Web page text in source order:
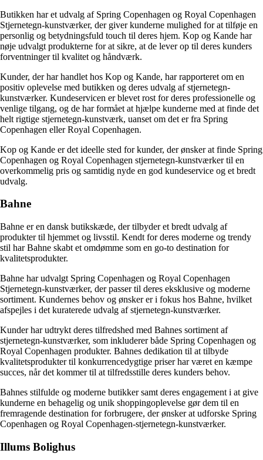
Butikken har et udvalg af Spring Copenhagen og Royal Copenhagen
Stjernetegn-kunstværker, der giver kunderne mulighed for at tilføje en
personlig og betydningsfuld touch til deres hjem. Kop og Kande har
nøje udvalgt produkterne for at sikre, at de lever op til deres kunders
forventninger til kvalitet og håndværk.
Kunder, der har handlet hos Kop og Kande, har rapporteret om en
positiv oplevelse med butikken og deres udvalg af stjernetegn-
kunstværker. Kundeservicen er blevet rost for deres professionelle og
venlige tilgang, og de har formået at hjælpe kunderne med at finde det
helt rigtige stjernetegn-kunstværk, uanset om det er fra Spring
Copenhagen eller Royal Copenhagen.
Kop og Kande er det ideelle sted for kunder, der ønsker at finde Spring
Copenhagen og Royal Copenhagen stjernetegn-kunstværker til en
overkommelig pris og samtidig nyde en god kundeservice og et bredt
udvalg.
Bahne
Bahne er en dansk butikskæde, der tilbyder et bredt udvalg af
produkter til hjemmet og livsstil. Kendt for deres moderne og trendy
stil har Bahne skabt et omdømme som en go-to destination for
kvalitetsprodukter.
Bahne har udvalgt Spring Copenhagen og Royal Copenhagen
Stjernetegn-kunstværker, der passer til deres eksklusive og moderne
sortiment. Kundernes behov og ønsker er i fokus hos Bahne, hvilket
afspejles i det kuraterede udvalg af stjernetegn-kunstværker.
Kunder har udtrykt deres tilfredshed med Bahnes sortiment af
stjernetegn-kunstværker, som inkluderer både Spring Copenhagen og
Royal Copenhagen produkter. Bahnes dedikation til at tilbyde
kvalitetsprodukter til konkurrencedygtige priser har været en kæmpe
succes, når det kommer til at tilfredsstille deres kunders behov.
Bahnes stilfulde og moderne butikker samt deres engagement i at give
kunderne en behagelig og unik shoppingoplevelse gør dem til en
fremragende destination for forbrugere, der ønsker at udforske Spring
Copenhagen og Royal Copenhagen-stjernetegn-kunstværker.
Illums Bolighus